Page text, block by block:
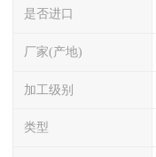
是否进口
厂家(产地)
加工级别
类型